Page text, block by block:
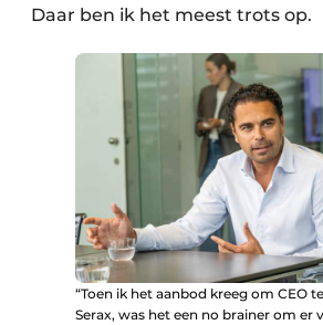
Daar ben ik het meest trots op.
“Toen ik het aanbod kreeg om CEO
Serax, was het een no brainer om er